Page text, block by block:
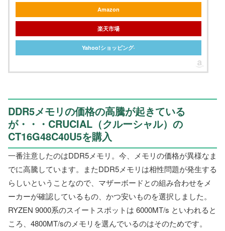
Amazon
楽天市場
Yahoo!ショッピング
DDR5メモリの価格の高騰が起きている
が・・・CRUCIAL（クルーシャル）の
CT16G48C40U5を購入
一番注意したのはDDR5メモリ。今、メモリの価格が異様なま
でに高騰しています。またDDR5メモリは相性問題が発生する
らしいということなので、マザーボードとの組み合わせをメ
ーカーが確認しているもの、かつ安いものを選択しました。
RYZEN 9000系のスイートスポットは 6000MT/s といわれると
ころ、4800MT/sのメモリを選んでいるのはそのためです。